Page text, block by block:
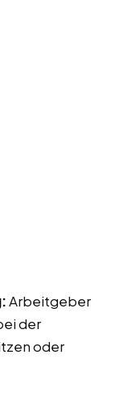
Arbeitgeber
der
oder